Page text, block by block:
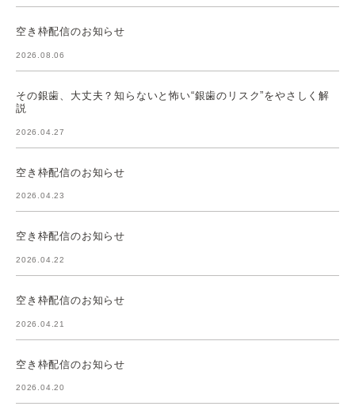
空き枠配信のお知らせ
2026.08.06
その銀歯、大丈夫？知らないと怖い“銀歯のリスク”をやさしく解
説
2026.04.27
空き枠配信のお知らせ
2026.04.23
空き枠配信のお知らせ
2026.04.22
空き枠配信のお知らせ
2026.04.21
空き枠配信のお知らせ
2026.04.20